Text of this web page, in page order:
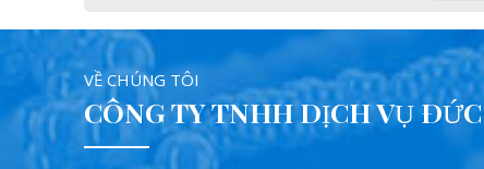
VỀ CHÚNG TÔI
CÔNG TY TNHH DỊCH VỤ